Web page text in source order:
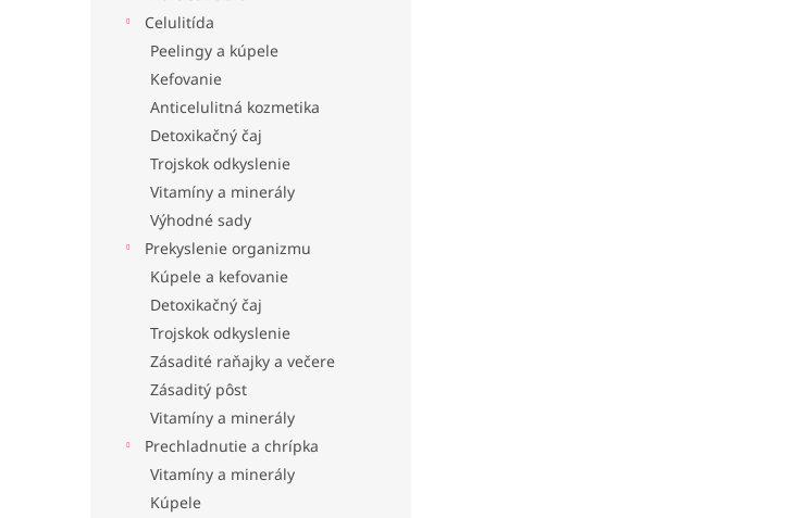
Celulitída
Peelingy a kúpele
Kefovanie
Anticelulitná kozmetika
Detoxikačný čaj
Trojskok odkyslenie
Vitamíny a minerály
Výhodné sady
Prekyslenie organizmu
Kúpele a kefovanie
Detoxikačný čaj
Trojskok odkyslenie
Zásadité raňajky a večere
Zásaditý pôst
Vitamíny a minerály
Prechladnutie a chrípka
Vitamíny a minerály
Kúpele